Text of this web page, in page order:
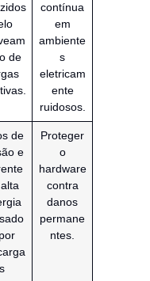
de
contínua
em
ambiente
s
eletricam
ente
ruidosos.
de
e
s
Proteger
o
hardware
contra
danos
permane
ntes.